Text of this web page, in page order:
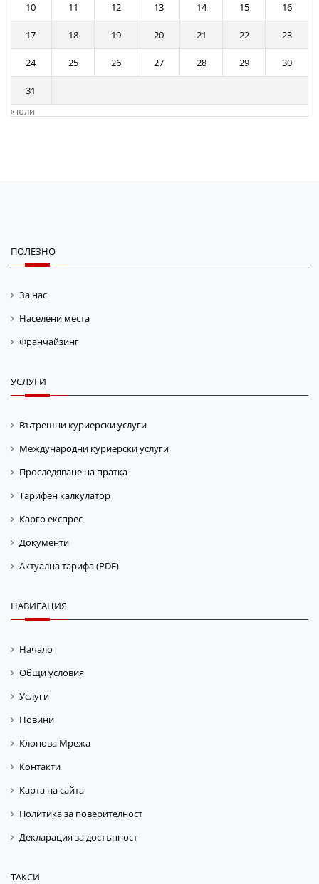
10 11 12 13 14 15 16
17 18 19 20 21 22 23
24 25 26 27 28 29 30
31
« юли
ПОЛЕЗНО
За нас
Населени места
Франчайзинг
УСЛУГИ
Вътрешни куриерски услуги
Международни куриерски услуги
Проследяване на пратка
Тарифен калкулатор
Карго експрес
Документи
Актуална тарифа (PDF)
НАВИГАЦИЯ
Начало
Общи условия
Услуги
Новини
Клонова Мрежа
Контакти
Карта на сайта
Политика за поверителност
Декларация за достъпност
ТАКСИ